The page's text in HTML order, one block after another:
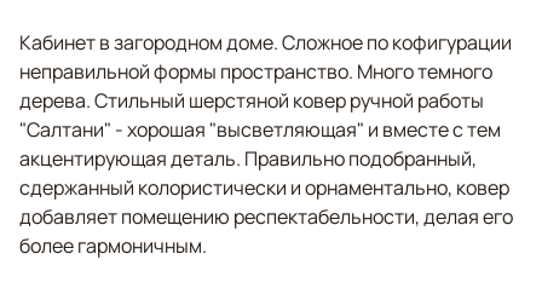
Кабинет в загородном доме. Сложное по кофигурации
неправильной формы пространство. Много темного
дерева. Стильный шерстяной ковер ручной работы
"Салтани" - хорошая "высветляющая" и вместе с тем
акцентирующая деталь. Правильно подобранный,
сдержанный колористически и орнаментально, ковер
добавляет помещению респектабельности, делая его
более гармоничным.